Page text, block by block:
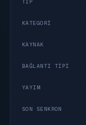
KATEGORI
KAYNAK
BAĞLANTI TIPI
YAYIM
SON SENKRON